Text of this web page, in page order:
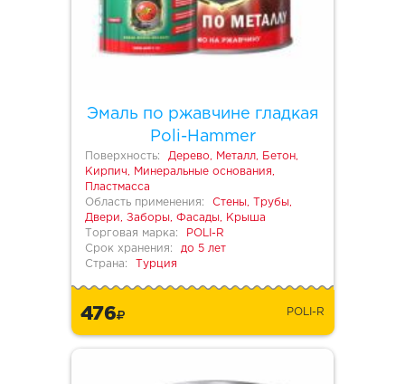
Эмаль по ржавчине гладкая
Poli-Hammer
Поверхность:
Дерево, Металл, Бетон,
Кирпич, Минеральные основания,
Пластмасса
Область применения:
Стены, Трубы,
Двери, Заборы, Фасады, Крыша
Торговая марка:
POLI-R
Срок хранения:
до 5 лет
Страна:
Турция
476 POLI-R